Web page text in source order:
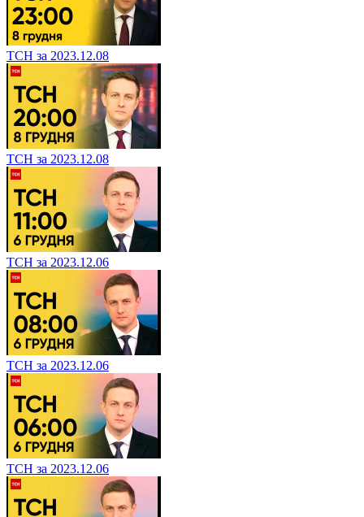
ТСН за 2023.12.08
ТСН за 2023.12.08
ТСН за 2023.12.06
ТСН за 2023.12.06
ТСН за 2023.12.06